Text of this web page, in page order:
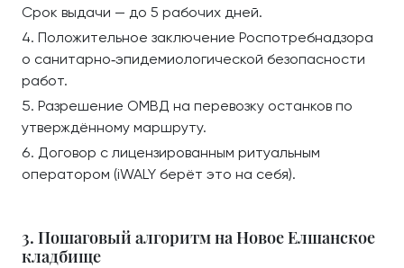
Срок выдачи — до 5 рабочих дней.
Положительное заключение Роспотребнадзора
о санитарно‑эпидемиологической безопасности
работ.
Разрешение ОМВД на перевозку останков по
утверждённому маршруту.
Договор с лицензированным ритуальным
оператором (iWALY берёт это на себя).
3. Пошаговый алгоритм на Новое Елшанское
кладбище